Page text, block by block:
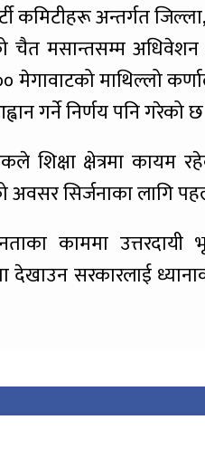
अन्तर्गत जिल्ला,
मसान्तसम्म अधिवेशन
मेगावाटको माथिल्लो
गर्ने निर्णय पनि गरेको छ
शिक्षा क्षेत्रमा कायम
अवसर सिर्जनाका लागि
काममा उत्तरदायी
देखाउन सरकारलाई